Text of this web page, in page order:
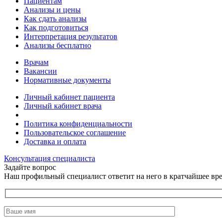
Анализы и цены
Как сдать анализы
Как подготовиться
Интерпретация результатов
Анализы бесплатно
Врачам
Вакансии
Нормативные документы
Личный кабинет пациента
Личный кабинет врача
Политика конфиденциальности
Пользовательское соглашение
Доставка и оплата
Консультация специалиста
Задайте вопрос
Наш профильный специалист ответит на него в кратчайшее